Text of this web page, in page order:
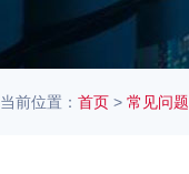
当前位置： 首页 > 常见问题